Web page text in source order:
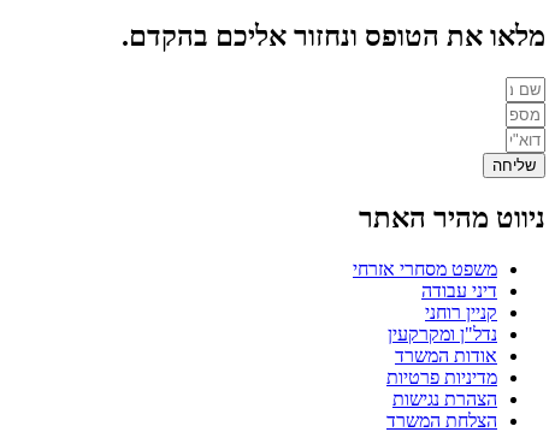
מלאו את הטופס ונחזור אליכם בהקדם.
שליחה
ניווט מהיר האתר
משפט מסחרי אזרחי
דיני עבודה
קניין רוחני
נדל"ן ומקרקעין
אודות המשרד
מדיניות פרטיות
הצהרת נגישות
הצלחת המשרד